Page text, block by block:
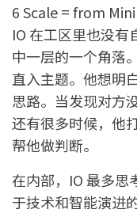
6 Scale = from
IO 在工区里也没
中一层的一个角落
直入主题。他想明
思路。当发现对方
还有很多时候，他
帮他做判断。
在内部，IO 最多思
于技术和智能演进